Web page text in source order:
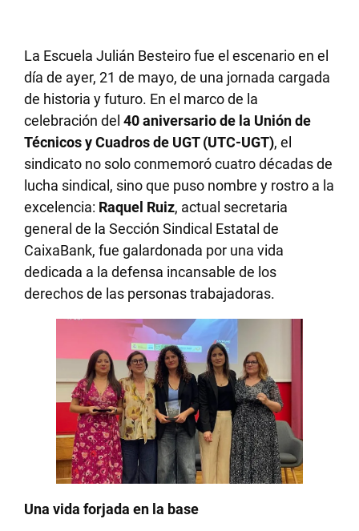
La Escuela Julián Besteiro fue el escenario en el
día de ayer, 21 de mayo, de una jornada cargada
de historia y futuro. En el marco de la
celebración del40 aniversario de la Unión de
Técnicos y Cuadros de UGT (UTC-UGT), el
sindicato no solo conmemoró cuatro décadas de
lucha sindical, sino que puso nombre y rostro a la
excelencia: Raquel Ruiz, actual secretaria
general de la Sección Sindical Estatal de
CaixaBank, fue galardonada por una vida
dedicada a la defensa incansable de los
derechos de las personas trabajadoras.
Una vida forjada en la base